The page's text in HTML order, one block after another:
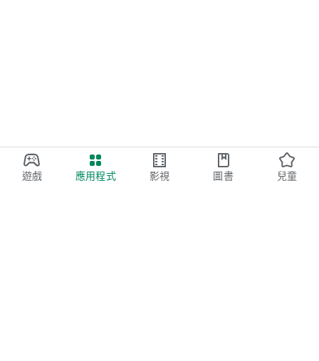
遊戲 應用程式 影視 圖書 兒童